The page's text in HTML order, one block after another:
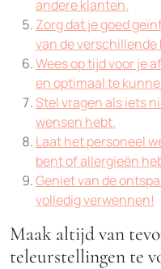
andere klanten.
Zorg dat je goed
van de
Wees op tijd voor je
en optimaal te
Stel vragen als iets
wensen hebt.
Laat het personeel
bent of allergieën
Geniet van de
volledig verwennen!
Maak altijd van
teleurstellingen te